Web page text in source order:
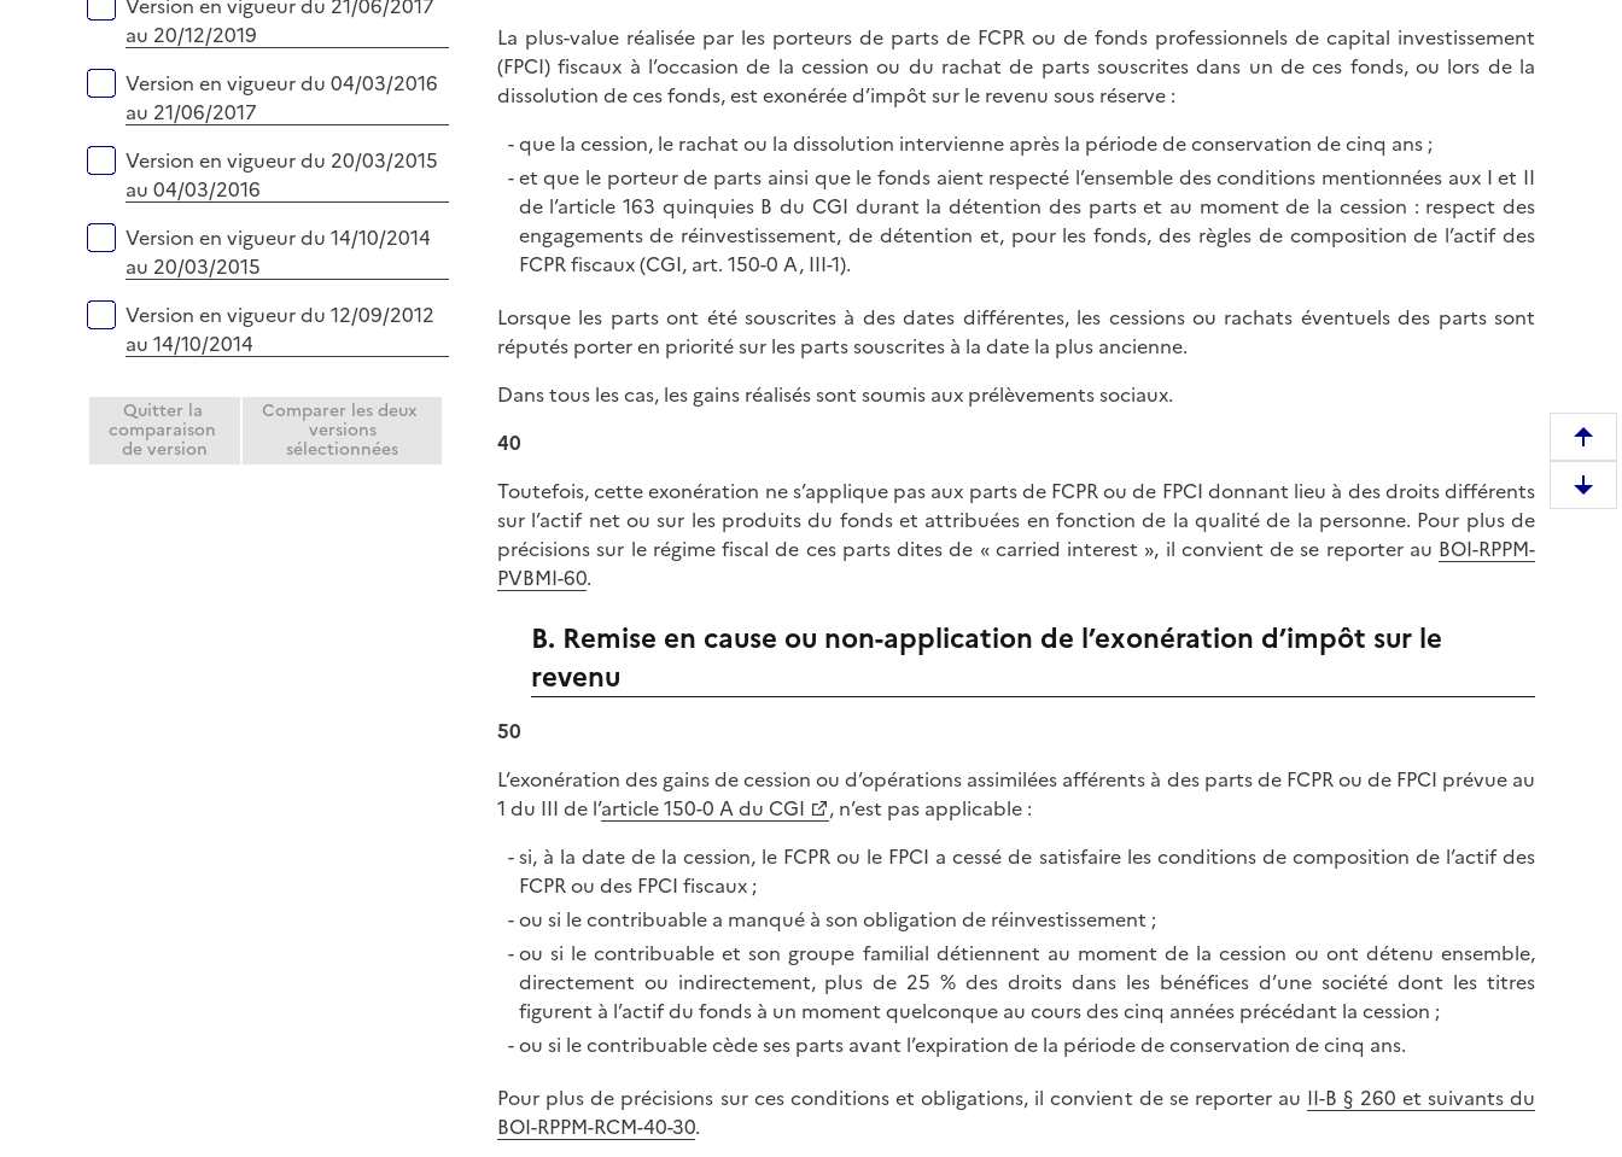
Version en vigueur du 21/06/2017
au 20/12/2019
Version en vigueur du 04/03/2016
au 21/06/2017
Version en vigueur du 20/03/2015
au 04/03/2016
Version en vigueur du 14/10/2014
au 20/03/2015
Version en vigueur du 12/09/2012
au 14/10/2014
Quitter la
comparaison
de version
Comparer les deux
versions
sélectionnées
La plus-value réalisée par les porteurs de parts de FCPR ou de fonds professionnels de capital investissement
(FPCI) fiscaux à l’occasion de la cession ou du rachat de parts souscrites dans un de ces fonds, ou lors de la
dissolution de ces fonds, est exonérée d’impôt sur le revenu sous réserve :
que la cession, le rachat ou la dissolution intervienne après la période de conservation de cinq ans ;
et que le porteur de parts ainsi que le fonds aient respecté l’ensemble des conditions mentionnées aux I et II
de l’article 163 quinquies B du CGI durant la détention des parts et au moment de la cession : respect des
engagements de réinvestissement, de détention et, pour les fonds, des règles de composition de l’actif des
FCPR fiscaux (CGI, art. 150-0 A, III-1).
Lorsque les parts ont été souscrites à des dates différentes, les cessions ou rachats éventuels des parts sont
réputés porter en priorité sur les parts souscrites à la date la plus ancienne.
Dans tous les cas, les gains réalisés sont soumis aux prélèvements sociaux.
40
Toutefois, cette exonération ne s’applique pas aux parts de FCPR ou de FPCI donnant lieu à des droits différents
sur l’actif net ou sur les produits du fonds et attribuées en fonction de la qualité de la personne. Pour plus de
précisions sur le régime fiscal de ces parts dites de « carried interest », il convient de se reporter au BOI-RPPM-
PVBMI-60.
B. Remise en cause ou non-application de l’exonération d’impôt sur le
revenu
50
L’exonération des gains de cession ou d’opérations assimilées afférents à des parts de FCPR ou de FPCI prévue au
1 du III de l’article 150-0 A du CGI
, n’est pas applicable :
si, à la date de la cession, le FCPR ou le FPCI a cessé de satisfaire les conditions de composition de l’actif des
FCPR ou des FPCI fiscaux ;
ou si le contribuable a manqué à son obligation de réinvestissement ;
ou si le contribuable et son groupe familial détiennent au moment de la cession ou ont détenu ensemble,
directement ou indirectement, plus de 25 % des droits dans les bénéfices d’une société dont les titres
figurent à l’actif du fonds à un moment quelconque au cours des cinq années précédant la cession ;
ou si le contribuable cède ses parts avant l’expiration de la période de conservation de cinq ans.
Pour plus de précisions sur ces conditions et obligations, il convient de se reporter au II-B § 260 et suivants du
BOI-RPPM-RCM-40-30.
e
m
D